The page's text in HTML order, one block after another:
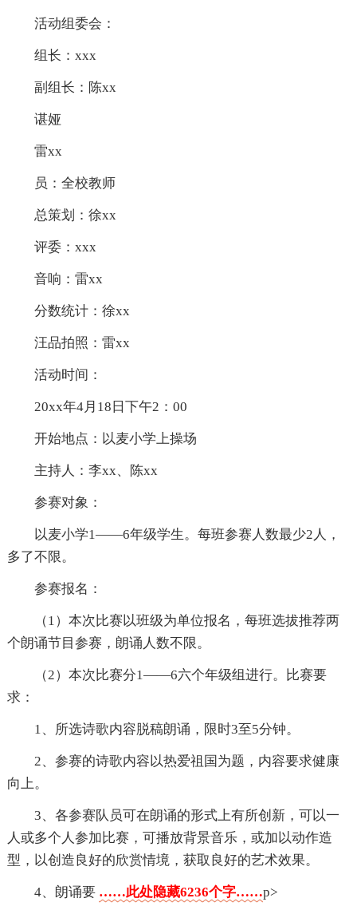
活动组委会：
组长：xxx
副组长：陈xx
谌娅
雷xx
员：全校教师
总策划：徐xx
评委：xxx
音响：雷xx
分数统计：徐xx
汪品拍照：雷xx
活动时间：
20xx年4月18日下午2：00
开始地点：以麦小学上操场
主持人：李xx、陈xx
参赛对象：
以麦小学1——6年级学生。每班参赛人数最少2人，
多了不限。
参赛报名：
（1）本次比赛以班级为单位报名，每班选拔推荐两
个朗诵节目参赛，朗诵人数不限。
（2）本次比赛分1——6六个年级组进行。比赛要
求：
1、所选诗歌内容脱稿朗诵，限时3至5分钟。
2、参赛的诗歌内容以热爱祖国为题，内容要求健康
向上。
3、各参赛队员可在朗诵的形式上有所创新，可以一
人或多个人参加比赛，可播放背景音乐，或加以动作造
型，以创造良好的欣赏情境，获取良好的艺术效果。
4、朗诵要 ……此处隐藏6236个字……p>